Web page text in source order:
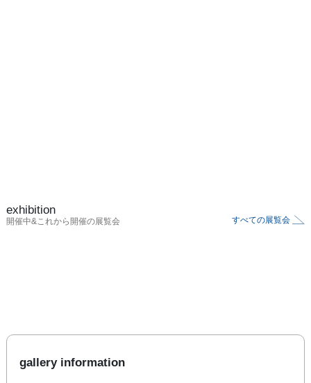
exhibition
開催中&これから開催の展覧会 すべての展覧会
gallery information